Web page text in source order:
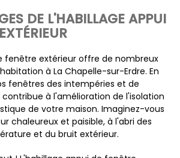
DE L'HABILLAGE APPUI
fenêtre extérieur offre de nombreux
à La Chapelle-sur-Erdre. En
fenêtres des intempéries et de
à l'amélioration de l'isolation
de votre maison. Imaginez-vous
chaleureux et paisible, à l'abri des
et du bruit extérieur.